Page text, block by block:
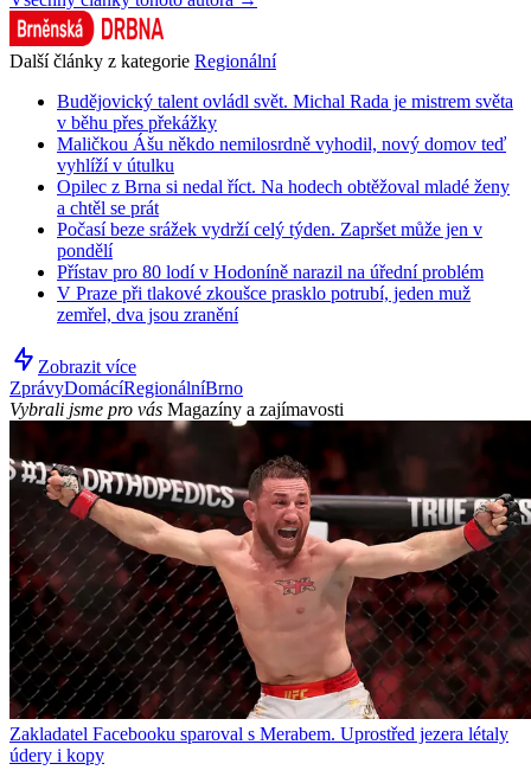
Další články z kategorie Regionální
Budějovický talent ovládl svět. Michal Rada je mistrem světa
v běhu přes překážky
Maličkou Ášu někdo nemilosrdně vyhodil, nový domov teď
vyhlíží v útulku
Opilec z Brna si nedal říct. Na hodech obtěžoval mladé ženy
a chtěl se prát
Počasí beze srážek vydrží celý týden. Zapršet může jen v
pondělí
Přístav pro 80 lodí v Hodoníně narazil na úřední problém
V Praze při tlakové zkoušce prasklo potrubí, jeden muž
zemřel, dva jsou zranění
Zobrazit více
ZprávyDomácíRegionálníBrno
Vybrali jsme pro vás Magazíny a zajímavosti
Zakladatel Facebooku sparoval s Merabem. Uprostřed jezera létaly
údery i kopy